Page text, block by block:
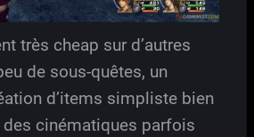
très cheap sur d’autres
de sous-quêtes, un
d’items simpliste bien
des cinématiques parfois